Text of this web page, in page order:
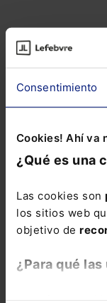
Consentimiento
Cookies! Ahí va
¿Qué es una
Las cookies son
los sitios web
objetivo de
¿Para qué